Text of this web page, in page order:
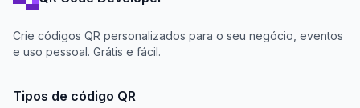
Crie códigos QR personalizados para o seu negócio, eventos
e uso pessoal. Grátis e fácil.
Tipos de código QR